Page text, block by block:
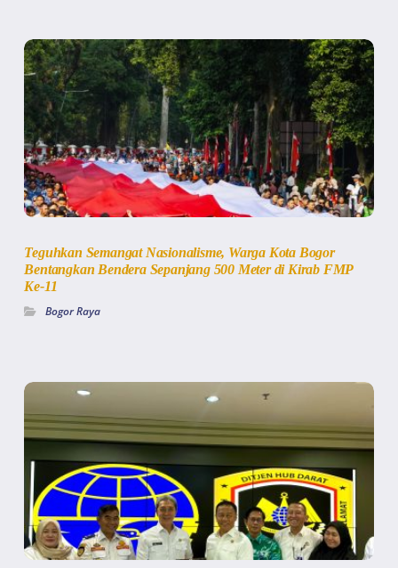
Teguhkan Semangat Nasionalisme, Warga Kota Bogor
Bentangkan Bendera Sepanjang 500 Meter di Kirab FMP
Ke-11
Bogor Raya